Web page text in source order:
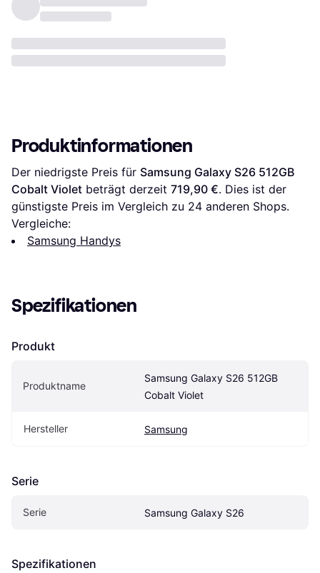
Produktinformationen
Der niedrigste Preis für Samsung Galaxy S26 512GB
Cobalt Violet beträgt derzeit 719,90 €. Dies ist der
günstigste Preis im Vergleich zu 24 anderen Shops.
Vergleiche:
Samsung Handys
Spezifikationen
Produkt
Produktname
Samsung Galaxy S26 512GB
Cobalt Violet
Hersteller Samsung
Serie
Serie Samsung Galaxy S26
Spezifikationen